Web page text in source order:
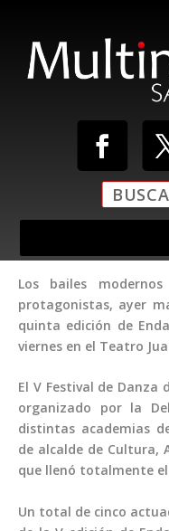
Los bailes
protagonistas, ayer
quinta edición de
viernes en el Teatro
El V Festival de Danza
organizado por la
distintas academias
de alcalde de Cultura,
que llenó totalmente
Un total de cinco